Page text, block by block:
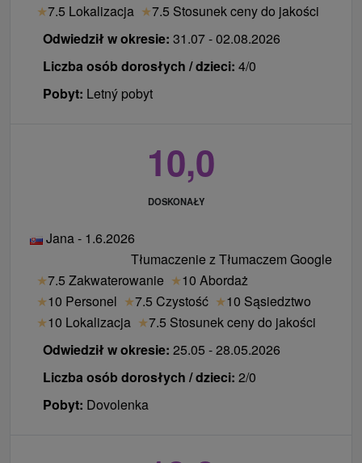
★7.5 Lokalizacja ★7.5 Stosunek ceny do jakości
Odwiedził w okresie: 31.07 - 02.08.2026
Liczba osób dorosłych / dzieci: 4/0
Pobyt: Letný pobyt
10,0
DOSKONAŁY
Jana - 1.6.2026
Tłumaczenie z Tłumaczem Google
★7.5 Zakwaterowanie ★10 Abordaż
★10 Personel ★7.5 Czystość ★10 Sąsiedztwo
★10 Lokalizacja ★7.5 Stosunek ceny do jakości
Odwiedził w okresie: 25.05 - 28.05.2026
Liczba osób dorosłych / dzieci: 2/0
Pobyt: Dovolenka